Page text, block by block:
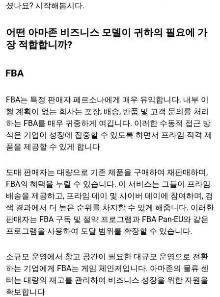
셨나요? 시작해봅시다.
어떤 아마존 비즈니스 모델이 귀하의 필요에 가
장 적합합니까?
FBA
FBA는 특정 판매자 페르소나에게 매우 유익합니다. 내부 이
행 계획이 없는 회사는 포장, 배송, 반품 및 고객 문의를 처리
하는 FBA를 매우 귀중하게 여깁니다. 이러한 수동적 접근 방
식은 기업이 성장에 집중할 수 있도록 하면서 프라임 적격 제
품을 제공할 수 있게 합니다
도매 판매자는 대량으로 기존 제품을 구매하여 재판매하며,
FBA의 혜택을 누릴 수 있습니다. 이 서비스는 그들이 프라임
배송을 제공하고, 프라임 데이 및 사이버 데이에 참여하며, 검
색 결과에서 더 높은 순위를 차지할 수 있게 해줍니다. 이러한
판매자는 FBA 구독 및 절약 프로그램과 FBA Pan-EU와 같은
프로그램을 사용하여 도달 범위를 확장할 수 있습니다.
소규모 운영에서 창고 공간이 필요한 대규모 운영으로 전환
하는 기업에게 FBA는 게임 체인저입니다. 아마존의 물류 센
터는 대량의 재고를 관리하여 비즈니스 성장을 위한 자원을
확보합니다